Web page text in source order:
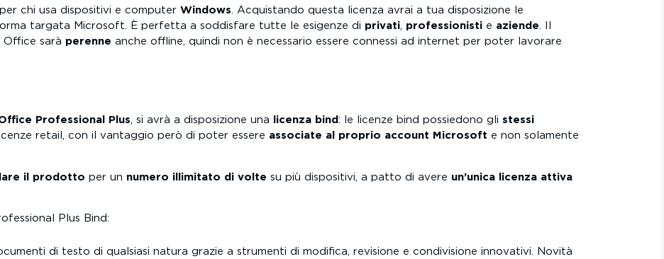
chi usa dispositivi e computer Windows . Acquistando questa licenza avrai a tua disposizione le
targata Microsoft. È perfetta a soddisfare tutte le esigenze di privati professionisti e aziende
Office sarà perenne anche offline, quindi non è necessario essere connessi ad internet per poter lavorare
Professional Plus, si avrà a disposizione una licenza bind : le licenze bind possiedono gli stessi
retail, con il vantaggio però di poter essere associate al proprio account Microsoft e non solamente
il prodotto per un numero illimitato di volte su più dispositivi, a patto di avere un’unica licenza attiva
Plus Bind:
di testo di qualsiasi natura grazie a strumenti di modifica, revisione e condivisione innovativi. Novità